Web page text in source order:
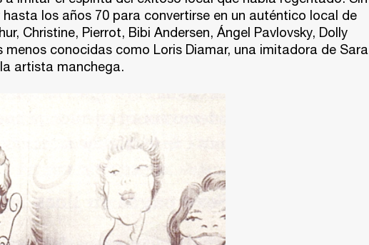
los años 70 para convertirse en un auténtico local de
Christine, Pierrot, Bibi Andersen, Ángel Pavlovsky, Dolly
conocidas como Loris Diamar, una imitadora de Sara
artista manchega.